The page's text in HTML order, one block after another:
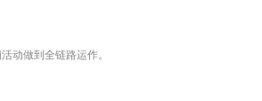
动做到全链路运作。